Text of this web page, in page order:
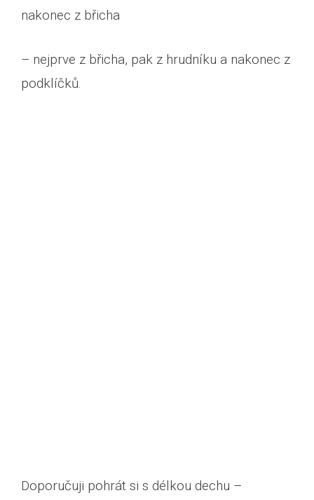
nakonec z břicha
– nejprve z břicha, pak z hrudníku a nakonec z
podklíčků.
Doporučuji pohrát si s délkou dechu –